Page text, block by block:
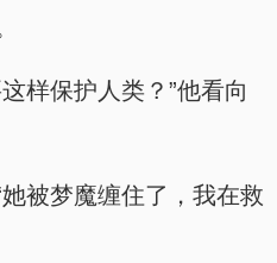
样保护人类？”他看向
被梦魔缠住了，我在救